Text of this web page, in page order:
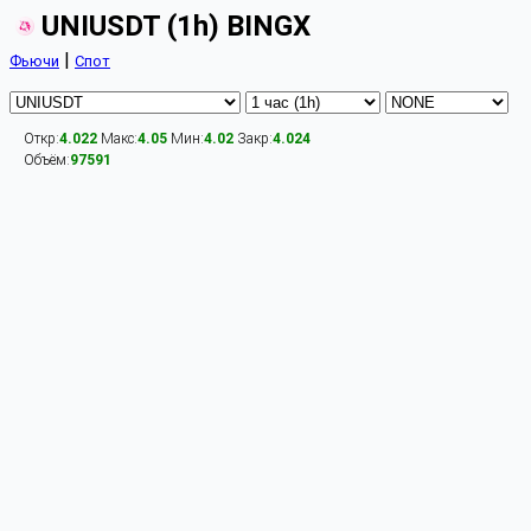
UNIUSDT (1h) BINGX
Фьючи | Спот
Откр:4.022 Макс:4.05 Мин:4.02 Закр:4.024
Объём:97591